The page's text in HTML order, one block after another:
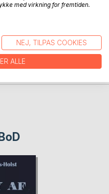
BoD
med virkning for fremtiden.
NEJ, TILPAS COOKIES
ALLE